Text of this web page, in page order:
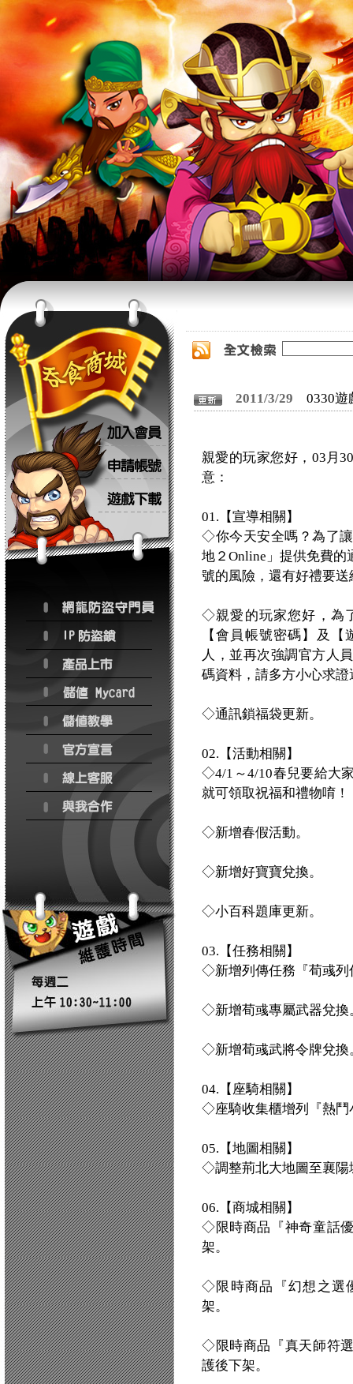
2011/3/29 0330遊
親愛的玩家您好，03月
意：
01.【宣導相關】
◇你今天安全嗎？為了
地２Online」提供免費
號的風險，還有好禮要送
◇親愛的玩家您好，為
【會員帳號密碼】及
人，並再次強調官方人
碼資料，請多方小心求
◇通訊鎖福袋更新。
02.【活動相關】
◇4/1～4/10春兒要給大
就可領取祝福和禮物唷！
◇新增春假活動。
◇新增好寶寶兌換。
◇小百科題庫更新。
03.【任務相關】
◇新增列傳任務『荀彧列
◇新增荀彧專屬武器兌換
◇新增荀彧武將令牌兌換
04.【座騎相關】
◇座騎收集櫃增列『熱鬥
05.【地圖相關】
◇調整荊北大地圖至襄陽
06.【商城相關】
◇限時商品『神奇童話
架。
◇限時商品『幻想之選
架。
◇限時商品『真天師符
護後下架。